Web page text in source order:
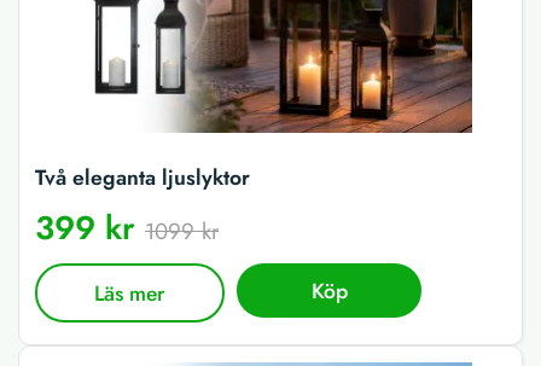
Två eleganta ljuslyktor
399 kr 1099 kr
Läs mer Köp